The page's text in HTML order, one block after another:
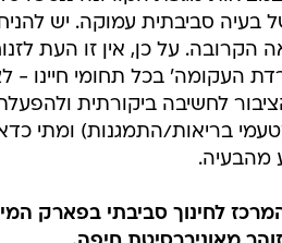
למוצרים יבשים כמו פסטה,
בעבר הוכיחו כי לצרכנים יש
התממשה. בהתחשב בכך
היהודים (63%) מנקים בו את ביתם
שקדמו לחג. סביר להניח כי
שלמזון טרי, ובפרט לפירות
מגפת הקורונה ננטשו